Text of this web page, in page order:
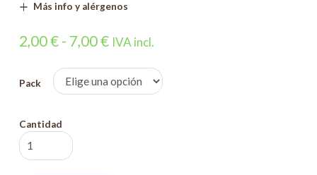
Más info y alérgenos
2,00€ - 7,00€Rango
precios:
IVA incl.
Pack
Cantidad
Panellet
de